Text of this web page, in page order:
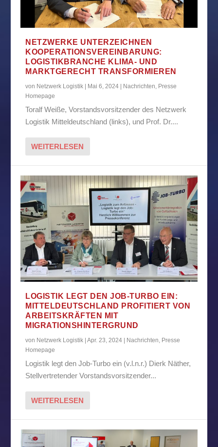
NETZWERKE UNTERZEICHNEN
KOOPERATIONSVEREINBARUNG:
LOGISTIKBRANCHE KLIMA- UND
MARKTGERECHT TRANSFORMIEREN
von Netzwerk Logistik Mai 6, 2024 Nachrichten, Presse
Homepage
Toralf Weiße, Vorstandsvorsitzender des Netzwerk
Logistik Mitteldeutschland (links), und Prof. Dr....
WEITERLESEN
LOGISTIK LEGT DEN JOB-TURBO EIN:
MITTELDEUTSCHLAND PROFITIERT VON
ARBEITSKRÄFTEN MIT
MIGRATIONSHINTERGRUND
von Netzwerk Logistik |Apr. 23, 2024 Nachrichten, Presse
Homepage
Logistik legt den Job-Turbo ein (v.l.n.r.) Dierk Näther,
Stellvertretender Vorstandsvorsitzender...
WEITERLESEN